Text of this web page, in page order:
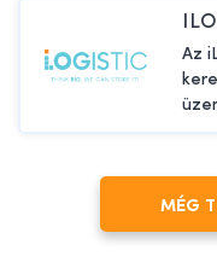
Az
MÉG